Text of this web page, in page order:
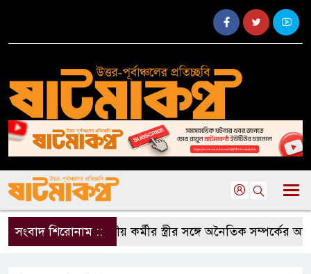
সংবাদ শিরোনাম ::দলীয় কর্মীর স্ত্রীর সঙ্গে অনৈতিক সম্পর্কের